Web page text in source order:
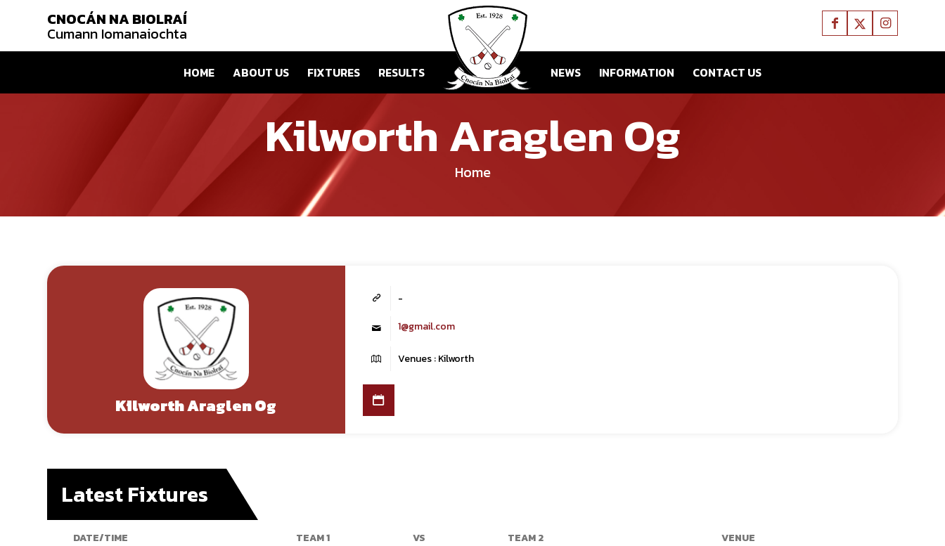
CNOCÁN NA BIOLRAÍ
Cumann Iomanaiochta
HOME ABOUT US FIXTURES RESULTS NEWS INFORMATION CONTACT US
Kilworth Araglen Og
Home
Kilworth Araglen Og
-
1@gmail.com
Venues : Kilworth
Latest Fixtures
DATE/TIME TEAM 1 VS TEAM 2 VENUE